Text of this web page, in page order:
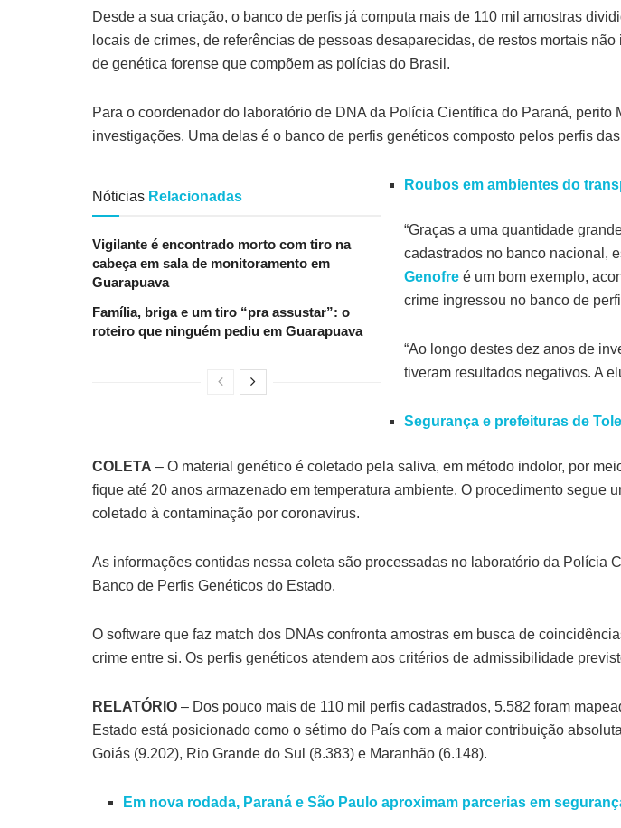
Desde a sua criação, o banco de perfis já computa mais de 110 mil amostras
locais de crimes, de referências de pessoas desaparecidas, de restos mortais
de genética forense que compõem as polícias do Brasil.
Para o coordenador do laboratório de DNA da Polícia Científica do Paraná,
investigações. Uma delas é o banco de perfis genéticos composto pelos perfis
Nóticias Relacionadas
Vigilante é encontrado morto com tiro na
cabeça em sala de monitoramento em
Guarapuava
Família, briga e um tiro “pra assustar”: o
roteiro que ninguém pediu em Guarapuava
Roubos em ambientes do
“Graças a uma quantidade
cadastrados no banco nacional,
Genofre é um bom exemplo,
crime ingressou no banco de
“Ao longo destes dez anos de
tiveram resultados negativos. A
Segurança e prefeituras de
COLETA – O material genético é coletado pela saliva, em método indolor, por
fique até 20 anos armazenado em temperatura ambiente. O procedimento segue
coletado à contaminação por coronavírus.
As informações contidas nessa coleta são processadas no laboratório da
Banco de Perfis Genéticos do Estado.
O software que faz match dos DNAs confronta amostras em busca de
crime entre si. Os perfis genéticos atendem aos critérios de admissibilidade
RELATÓRIO – Dos pouco mais de 110 mil perfis cadastrados, 5.582 foram
Estado está posicionado como o sétimo do País com a maior contribuição
Goiás (9.202), Rio Grande do Sul (8.383) e Maranhão (6.148).
Em nova rodada, Paraná e São Paulo aproximam parcerias em